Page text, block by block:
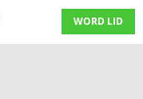
WORD LID